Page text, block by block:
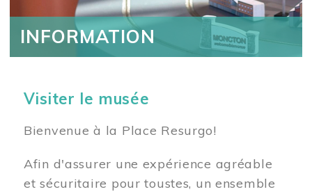
INFORMATION
Visiter le musée
Bienvenue à la Place Resurgo!
Afin d'assurer une expérience agréable
et sécuritaire pour toustes, un ensemble